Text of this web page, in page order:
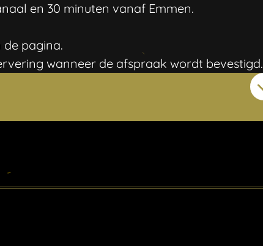
en 30 minuten vanaf Emmen.
pagina.
wanneer de afspraak wordt bevestigd.